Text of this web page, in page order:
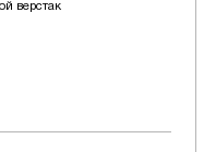
верстак